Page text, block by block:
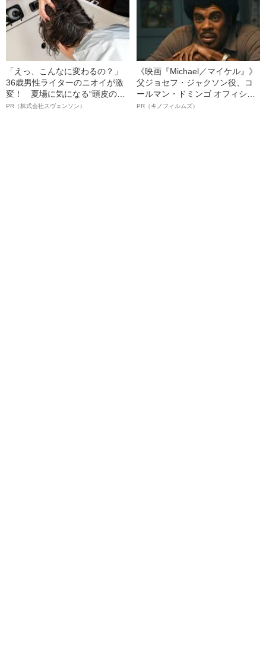
「えっ、こんなに変わるの？」
36歳男性ライターのニオイが激
変！ 夏場に気になる“頭皮のニ
オイ”や“ベタつき”を解消す
PR（株式会社スヴェンソン）
《映画『Michael／マイケル』》
父ジョセフ・ジャクソン役、コ
ールマン・ドミンゴ オフィシャ
ルインタビュー“観客を魅了した
PR（キノフィルムズ）